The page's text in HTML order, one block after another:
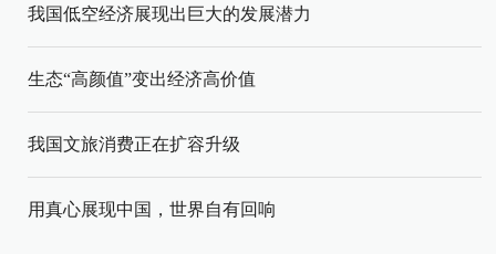
我国低空经济展现出巨大的发展潜力
生态“高颜值”变出经济高价值
我国文旅消费正在扩容升级
用真心展现中国，世界自有回响